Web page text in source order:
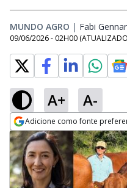
MUNDO AGRO | Fabi
09/06/2026 - 02H00
A+ A-
Adicione como fonte
Opens in new window